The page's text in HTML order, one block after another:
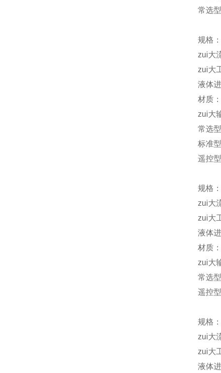
常选
规格
zui大
zui大
液体
材质
zui大
常选
标准
遥控
规格
zui大
zui大
液体
材质
zui大
常选
遥控
规格
zui大
zui大
液体